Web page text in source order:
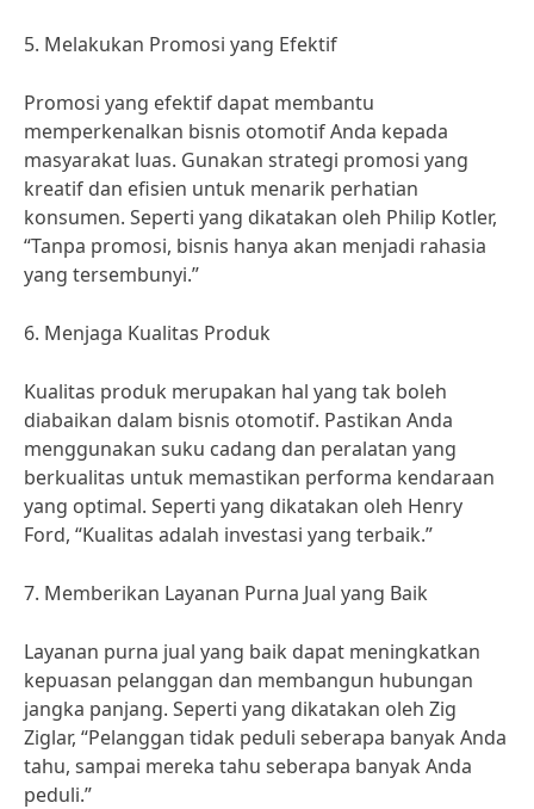
5. Melakukan Promosi yang Efektif
Promosi yang efektif dapat membantu
memperkenalkan bisnis otomotif Anda kepada
masyarakat luas. Gunakan strategi promosi yang
kreatif dan efisien untuk menarik perhatian
konsumen. Seperti yang dikatakan oleh Philip Kotler,
“Tanpa promosi, bisnis hanya akan menjadi rahasia
yang tersembunyi.”
6. Menjaga Kualitas Produk
Kualitas produk merupakan hal yang tak boleh
diabaikan dalam bisnis otomotif. Pastikan Anda
menggunakan suku cadang dan peralatan yang
berkualitas untuk memastikan performa kendaraan
yang optimal. Seperti yang dikatakan oleh Henry
Ford, “Kualitas adalah investasi yang terbaik.”
7. Memberikan Layanan Purna Jual yang Baik
Layanan purna jual yang baik dapat meningkatkan
kepuasan pelanggan dan membangun hubungan
jangka panjang. Seperti yang dikatakan oleh Zig
Ziglar, “Pelanggan tidak peduli seberapa banyak Anda
tahu, sampai mereka tahu seberapa banyak Anda
peduli.”